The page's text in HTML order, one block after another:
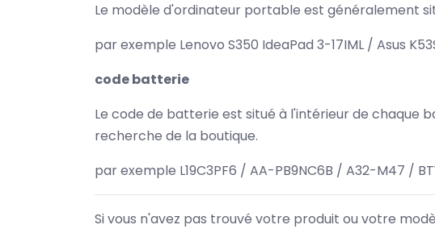
Le modèle d'ordinateur portable est généralement
par exemple Lenovo S350 IdeaPad 3-17IML / Asus
code batterie
Le code de batterie est situé à l'intérieur de chaque
recherche de la boutique.
par exemple L19C3PF6 / AA-PB9NC6B / A32-M47 /
Si vous n'avez pas trouvé votre produit ou votre